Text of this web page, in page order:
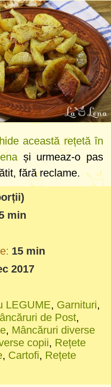
această rețetă în
și urmeaz-o pas
fără reclame.
min
15 min
2017
LEGUME, Garnituri,
de Post,
, Mâncăruri diverse
copii, Rețete
, Cartofi, Rețete